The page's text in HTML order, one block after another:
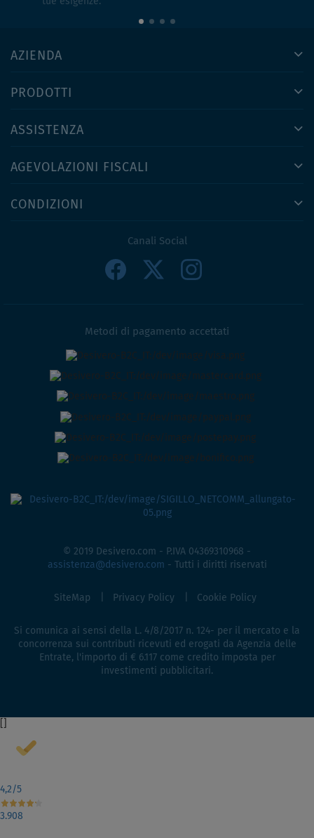
AZIENDA
PRODOTTI
ASSISTENZA
AGEVOLAZIONI FISCALI
CONDIZIONI
Canali Social
Metodi di pagamento accettati
© 2019 Desivero.com - P.IVA 04369310968 -
assistenza@desivero.com - Tutti i diritti riservati
SiteMap Privacy Policy Cookie Policy
Si comunica ai sensi della L. 4/8/2017 n. 124- per il mercato e la
concorrenza sui contributi ricevuti ed erogati da Agenzia delle
Entrate, l'importo di € 6.117 come credito imposta per
investimenti pubblicitari.
4,2 /5
3.908